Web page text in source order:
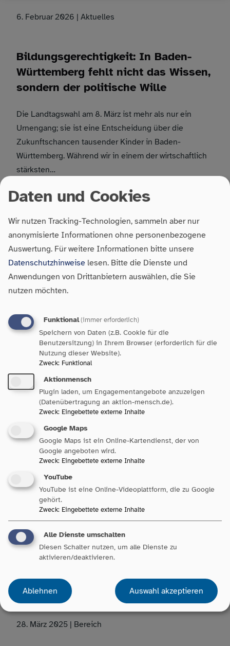
6. Februar 2026 | Aktuelles
Bildungsgerechtigkeit: In Baden-
Württemberg fehlt nicht das Wissen,
sondern der politische Wille
Die Landtagswahl am 8. März ist mehr als nur ein
Urnengang; sie ist eine Entscheidung über die
Zukunftschancen tausender Kinder in Baden-
Württemberg. Während wir in einem der wirtschaftlich
stärksten…
18. Juli 2025 | Aktuelles
Soziale Arbeit als tragende Säule
der Demokratie
deutlich, dass eine gelebte Demokratie kein
Selbstläufer ist und ihr Schutz und ihre Verwirklichung
von Politik und Gesellschaft als tragende Säule…
18. Juli 2025| Aktuelles
Neue Ausgabe der ParitätInform:
Quo Vadis, Demokratie?
extremistische Gewalt, Verschwörungstheorien und
gezielte Desinformation gefährden zentrale
Grundwerte unseres Zusammenlebens. Die neue
Ausgabe der…
Bereich
28. März 2025 | Bereich
Daten und Cookies
Wir nutzen Tracking-Technologien, sammeln aber nur
anonymisierte Informationen ohne personenbezogene
Auswertung. Für weitere Informationen bitte unsere
Datenschutzhinweise lesen. Bitte die Dienste und
Anwendungen von Drittanbietern auswählen, die Sie
nutzen möchten.
Funktional(immer erforderlich)
Speichern von Daten (z.B. Cookie für die
Benutzersitzung) in Ihrem Browser (erforderlich für die
Nutzung dieser Website).
Zweck: Funktional
Aktionmensch
Plugin laden, um Engagementangebote anzuzeigen
(Datenübertragung an aktion-mensch.de).
Zweck: Eingebettete externe Inhalte
Google Maps
Google Maps ist ein Online-Kartendienst, der von
Google angeboten wird.
Zweck: Eingebettete externe Inhalte
YouTube
YouTube ist eine Online-Videoplattform, die zu Google
gehört.
Zweck: Eingebettete externe Inhalte
Alle Dienste umschalten
Diesen Schalter nutzen, um alle Dienste zu
aktivieren/deaktivieren.
Ablehnen Auswahl akzeptieren